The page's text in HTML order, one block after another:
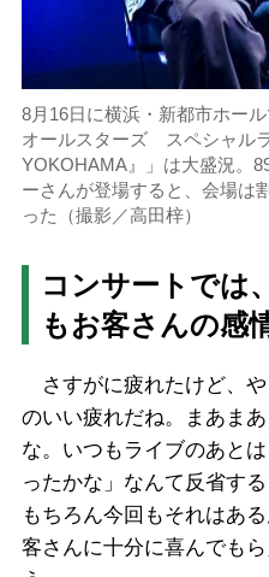
8月16日に横浜・新都市ホー
オールスターズ スペシャル
YOKOHAMA』」は大盛況。
ーさんが登場すると、会場は
った（撮影／高田梓）
コンサートでは
もお客さんの感
さすがに疲れたけど、
のいい疲れだね。まあま
な。いつもライブのあと
ったかな」なんて反省す
もちろん今回もそれはあ
客さんに十分に喜んでも